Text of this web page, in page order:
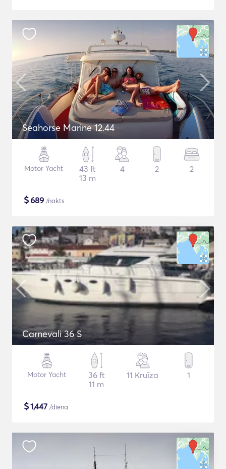
Seahorse Marine 12.44
Motor Yacht
43 ft
13 m
4 2 2
$689 /nakts
Carnevali 36 S
Motor Yacht
36 ft
11 m
11 Kruīza 1
$1,447 /diena